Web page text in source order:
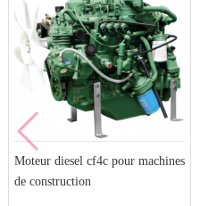
Moteur diesel cf4c pour machines
de construction